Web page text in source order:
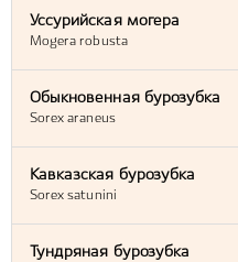
Уссурийская могера
Mogera robusta
Обыкновенная бурозубка
Sorex araneus
Кавказская бурозубка
Sorex satunini
Тундряная бурозубка